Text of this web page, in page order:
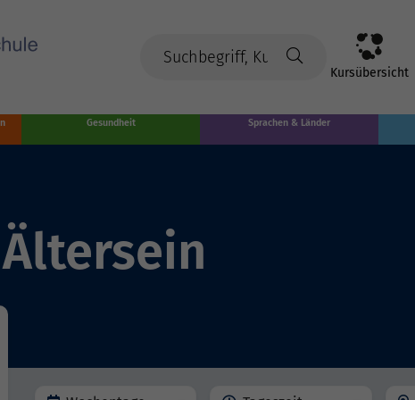
Kursübersicht
Gesundheit Sprachen & Länder